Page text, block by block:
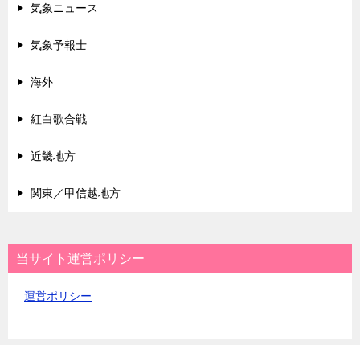
気象ニュース
気象予報士
海外
紅白歌合戦
近畿地方
関東／甲信越地方
当サイト運営ポリシー
運営ポリシー